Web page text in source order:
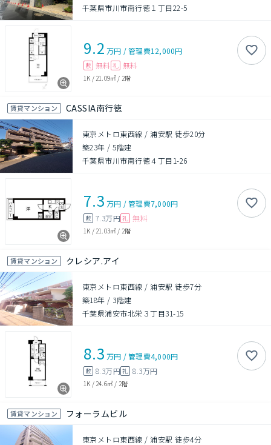
千葉県市川市南行徳１丁目22-5
9.2 万円 /管理費12,000円
敷 無料 礼 無料
1K / 21.09㎡ / 2階
賃貸マンション CASSIA南行徳
東京メトロ東西線 / 浦安駅 徒歩20分
築23年 /5階建
千葉県市川市南行徳４丁目1-26
7.3 万円 /管理費7,000円
敷 7.3万円 礼 無料
1K / 21.03㎡ / 2階
賃貸マンション クレシア.アイ
東京メトロ東西線 / 浦安駅 徒歩7分
築18年 / 3階建
千葉県浦安市北栄３丁目31-15
8.3 万円 /管理費4,000円
敷 8.3万円礼 8.3万円
1K / 24.6㎡ / 2階
賃貸マンション フォーラムビル
東京メトロ東西線 / 浦安駅 徒歩4分